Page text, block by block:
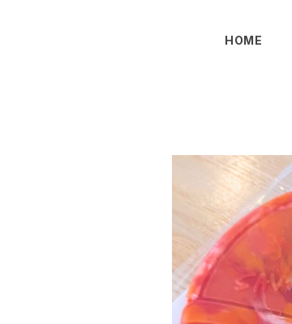
HOME